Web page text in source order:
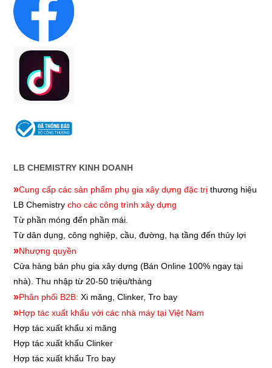
LB CHEMISTRY KINH DOANH
»Cung cấp các sản phẩm phụ gia xây dựng đặc trị thương hiệu
LB Chemistrycho các công trình xây dựng
Từ phần móng đến phần mái.
Từ dân dụng, công nghiệp, cầu, đường, hạ tầng đến thủy lợi
»Nhượng quyền
Cửa hàng bán phụ gia xây dựng (Bán Online 100% ngay tại
nhà). Thu nhập từ 20-50 triệu/tháng
»Phân phối B2B: Xi măng, Clinker, Tro bay
»Hợp tác xuất khẩu với các nhà máy tại Việt Nam
Hợp tác xuất khẩu xi măng
Hợp tác xuất khẩu Clinker
Hợp tác xuất khẩu Tro bay